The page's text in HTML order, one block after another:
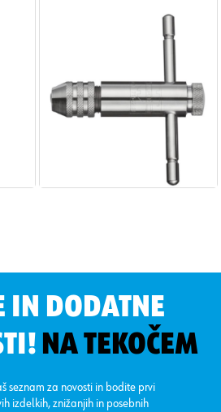
IN DODATNE
NA TEKOČEM
seznam za novosti in bodite prvi
izdelkih, znižanjih in posebnih